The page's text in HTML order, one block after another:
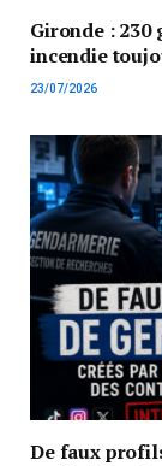
Gironde : 230
incendie
23/07/2026
De faux